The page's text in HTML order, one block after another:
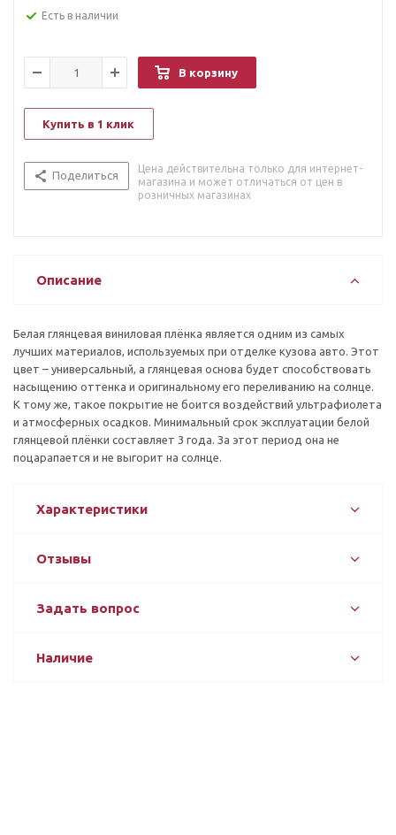
Есть в наличии
В корзину
Купить в 1 клик
Поделиться
Цена действительна только для интернет-
магазина и может отличаться от цен в
розничных магазинах
Описание
Белая глянцевая виниловая плёнка является одним из самых
лучших материалов, используемых при отделке кузова авто. Этот
цвет – универсальный, а глянцевая основа будет способствовать
насыщению оттенка и оригинальному его переливанию на солнце.
К тому же, такое покрытие не боится воздействий ультрафиолета
и атмосферных осадков. Минимальный срок эксплуатации белой
глянцевой плёнки составляет 3 года. За этот период она не
поцарапается и не выгорит на солнце.
Характеристики
Отзывы
Задать вопрос
Наличие